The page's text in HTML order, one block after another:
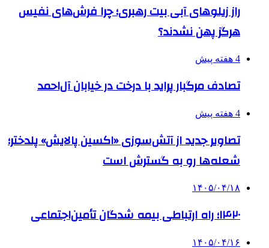
راز زیلوهای آبی بیت رهبری؛ چرا فرش‌های نفیس
هرگز پهن نشدند؟
4 هفته پیش
تصادف مرگبار پراید با درخت در خیابان آل‌احمد
4 هفته پیش
تصاویر جدید از آتش‌سوزی «اکسین پالایش» پلدختر؛
شعله‌ها رو به گسترش است
۱۴۰۵/۰۴/۱۸
۱۴۲۰؛ راه ارتباطی بیمه شدگان تأمین‌اجتماعی
۱۴۰۵/۰۴/۱۶